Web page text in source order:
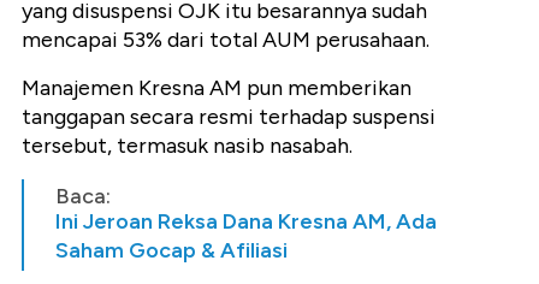
yang disuspensi OJK itu besarannya sudah
mencapai 53% dari total AUM perusahaan.
Manajemen KresnaAM pun memberikan
tanggapan secara resmi terhadap suspensi
tersebut, termasuk nasib nasabah.
Baca:
Ini Jeroan Reksa Dana Kresna AM, Ada
Saham Gocap & Afiliasi